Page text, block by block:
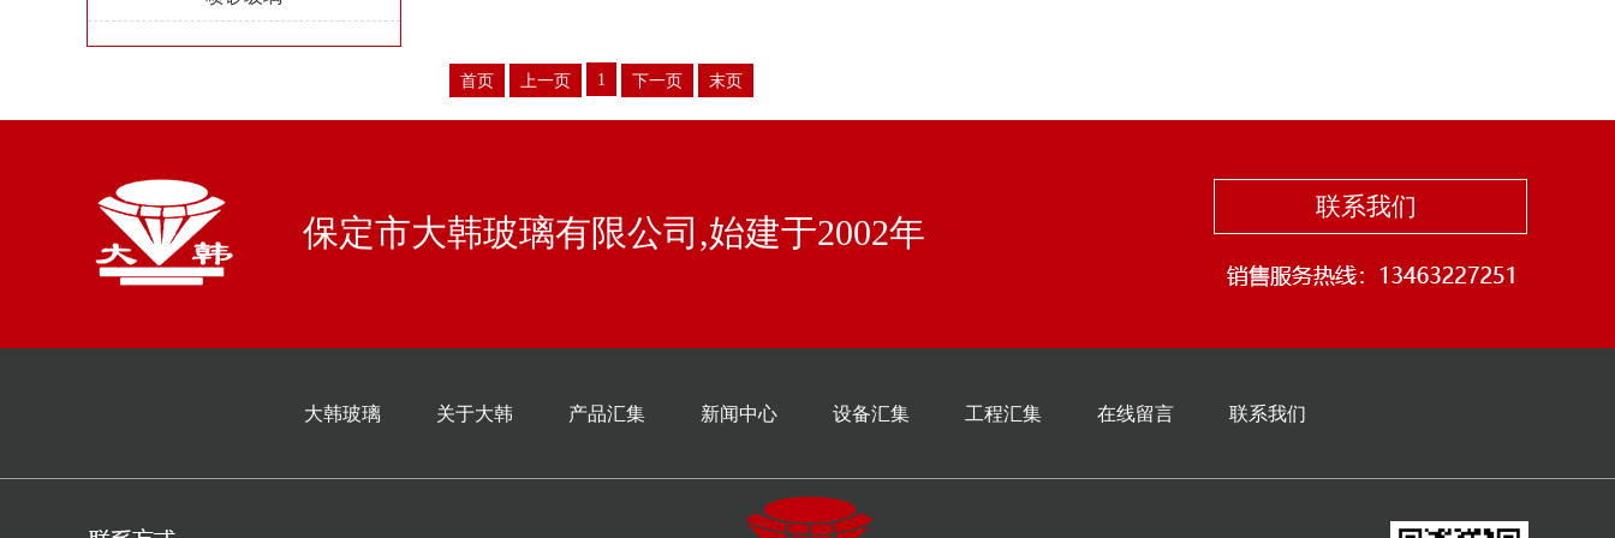
首页 上一页 1 下一页 末页
保定市大韩玻璃有限公司,始建于2002年
联系我们
大韩玻璃 关于大韩 产品汇集 新闻中心 设备汇集 工程汇集 在线留言 联系我们